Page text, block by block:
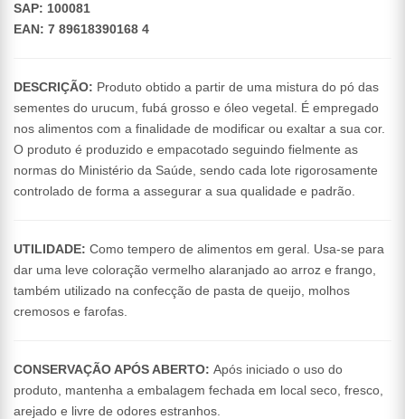
SAP: 100081
EAN: 7 89618390168 4
DESCRIÇÃO: Produto obtido a partir de uma mistura do pó das
sementes do urucum, fubá grosso e óleo vegetal. É empregado
nos alimentos com a finalidade de modificar ou exaltar a sua cor.
O produto é produzido e empacotado seguindo fielmente as
normas do Ministério da Saúde, sendo cada lote rigorosamente
controlado de forma a assegurar a sua qualidade e padrão.
UTILIDADE: Como tempero de alimentos em geral. Usa-se para
dar uma leve coloração vermelho alaranjado ao arroz e frango,
também utilizado na confecção de pasta de queijo, molhos
cremosos e farofas.
CONSERVAÇÃO APÓS ABERTO: Após iniciado o uso do
produto, mantenha a embalagem fechada em local seco, fresco,
arejado e livre de odores estranhos.